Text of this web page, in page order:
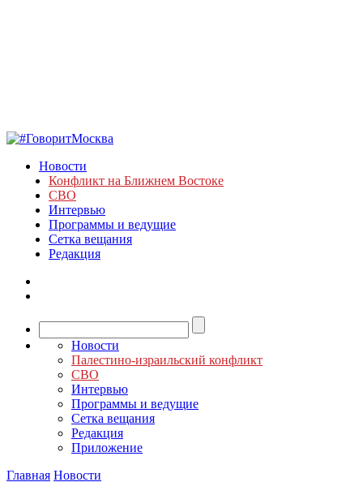
Новости
Конфликт на Ближнем Востоке
СВО
Интервью
Программы и ведущие
Сетка вещания
Редакция
Новости
Палестино-израильский конфликт
СВО
Интервью
Программы и ведущие
Сетка вещания
Редакция
Приложение
Главная Новости